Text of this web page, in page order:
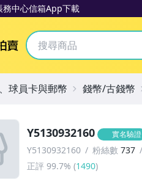
務中心信箱App下載
Yahoo拍賣
Y5130932160 實名驗證
Y5130932160 粉絲數 737
正評 99.7% (1490)
球員卡與郵幣 錢幣/古錢幣